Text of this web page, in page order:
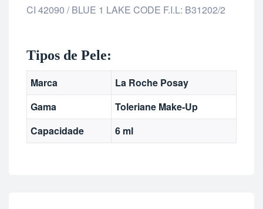
CI 42090 / BLUE 1 LAKE CODE F.I.L: B31202/2
Tipos de Pele:
Marca
La Roche Posay
Gama
Toleriane Make-Up
Capacidade
6 ml